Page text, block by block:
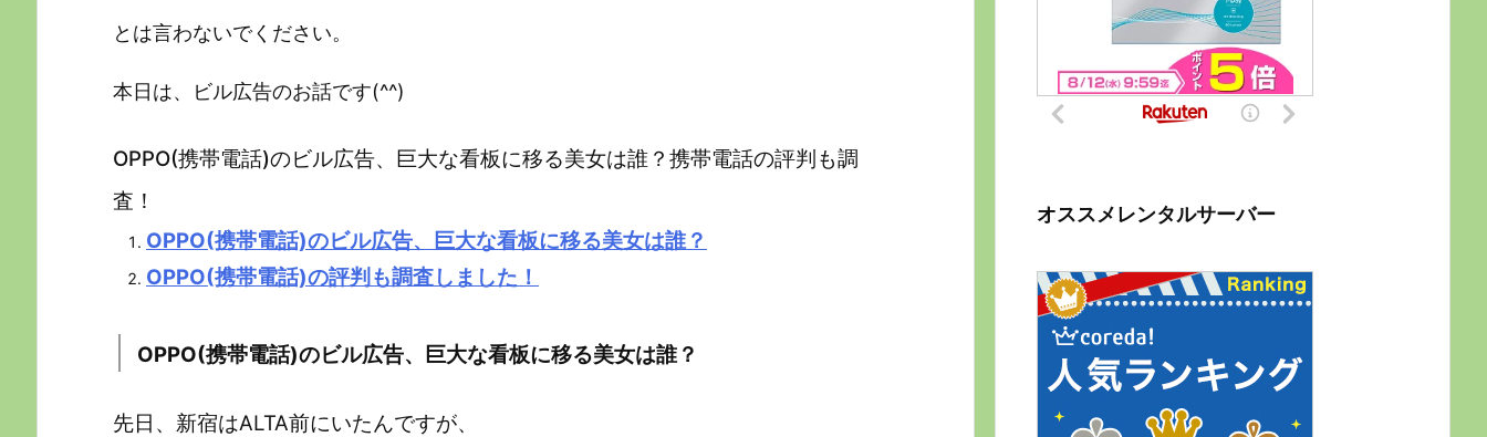
とは言わないでください。
本日は、ビル広告のお話です(^^)
OPPO(携帯電話)のビル広告、巨大な看板に移る美女は誰？携帯電話の評判も調
査！
OPPO(携帯電話)のビル広告、巨大な看板に移る美女は誰？
OPPO(携帯電話)の評判も調査しました！
OPPO(携帯電話)のビル広告、巨大な看板に移る美女は誰？
先日、新宿はALTA前にいたんですが、
オススメレンタルサーバー